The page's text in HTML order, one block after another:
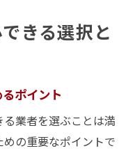
きる選択と
ポイント
業者を選ぶことは満
の重要なポイントで